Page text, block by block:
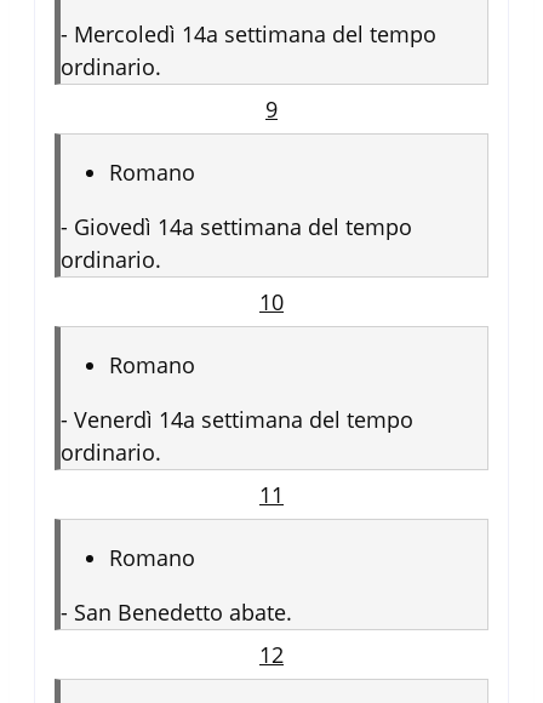
- Mercoledì 14a settimana del tempo
ordinario.
9
Romano
- Giovedì 14a settimana del tempo
ordinario.
10
Romano
- Venerdì 14a settimana del tempo
ordinario.
11
Romano
- San Benedetto abate.
12